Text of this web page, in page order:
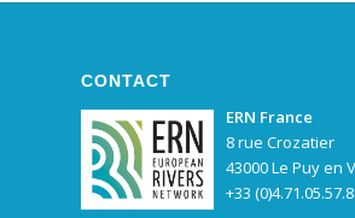
CONTACT
ERN France
8 rue Crozatier
43000 Le Puy en
+33